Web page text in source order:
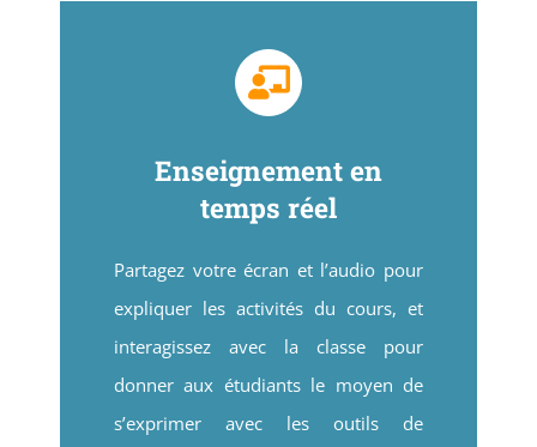
Enseignement en
temps réel
Partagez votre écran et l’audio pour
expliquer les activités du cours, et
interagissez avec la classe pour
donner aux étudiants le moyen de
s’exprimer avec les outils de